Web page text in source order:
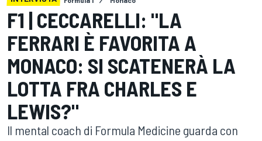
F1 | CECCARELLI: "LA
FERRARI È FAVORITA A
MONACO: SI SCATENERÀ LA
LOTTA FRA CHARLES E
LEWIS?"
Il mental coach di Formula Medicine guarda con